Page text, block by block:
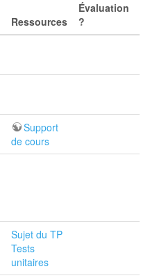
Ressources
Évaluation
?
Support
de cours
Sujet du TP
Tests
unitaires